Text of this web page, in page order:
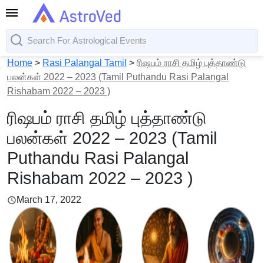
Home > Rasi Palangal Tamil > ரிஷபம் ராசி தமிழ் புத்தாண்டு
பலன்கள் 2022 – 2023 (Tamil Puthandu Rasi Palangal
Rishabam 2022 – 2023 )
ரிஷபம் ராசி தமிழ் புத்தாண்டு
பலன்கள் 2022 – 2023 (Tamil
Puthandu Rasi Palangal
Rishabam 2022 – 2023 )
March 17, 2022